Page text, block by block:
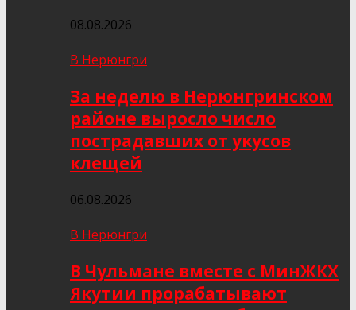
08.08.2026
В Нерюнгри
За неделю в Нерюнгринском
районе выросло число
пострадавших от укусов
клещей
06.08.2026
В Нерюнгри
В Чульмане вместе с МинЖКХ
Якутии прорабатывают